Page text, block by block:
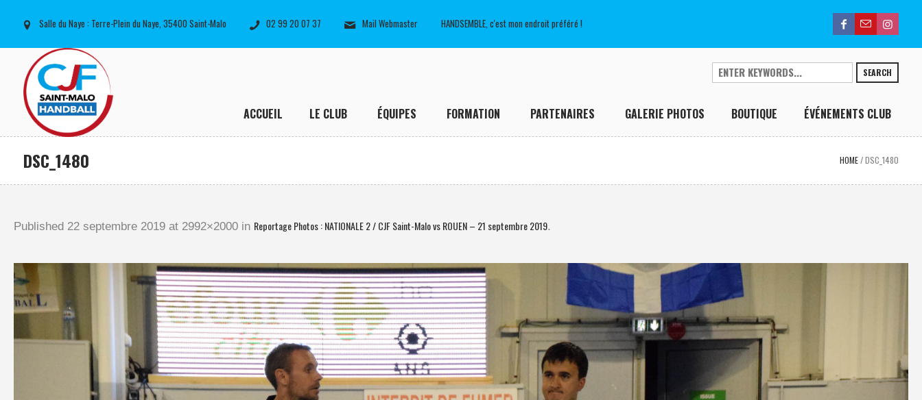
Salle du Naye : Terre-Plein du Naye, 35400 Saint-Malo 02 99 20 07 37 Mail Webmaster HANDSEMBLE, c'est mon endroit préféré !
SEARCH
ACCUEIL LE CLUB ÉQUIPES FORMATION PARTENAIRES GALERIE PHOTOS BOUTIQUE ÉVÉNEMENTS CLUB
DSC_1480 HOME /DSC_1480
Published 22 septembre 2019 at 2992×2000 in Reportage Photos : NATIONALE 2 / CJF Saint-Malo vs ROUEN – 21 septembre 2019.